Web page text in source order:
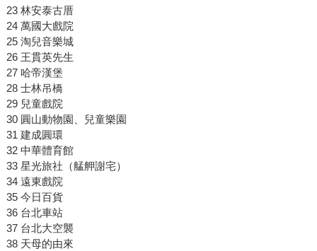
23 林安泰古厝
24 萬國大戲院
25 淘兒音樂城
26 王貫英先生
27 哈帝漢堡
28 士林吊橋
29 兒童戲院
30 圓山動物園、兒童樂園
31 建成圓環
32 中華體育館
33 星光旅社（艋舺謝宅）
34 遠東戲院
35 今日百貨
36 台北車站
37 台北大空襲
38 天母的由來